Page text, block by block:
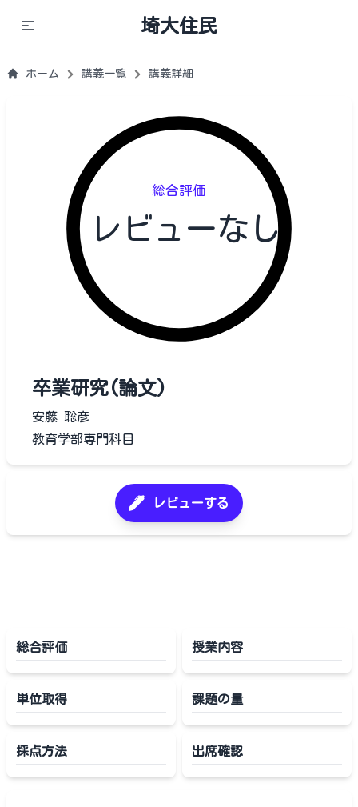
埼大住民
ホーム 講義一覧 講義詳細
総合評価
レビューなし
卒業研究(論文)
安藤 聡彦
教育学部専門科目
レビューする
総合評価 授業内容
単位取得 課題の量
採点方法 出席確認